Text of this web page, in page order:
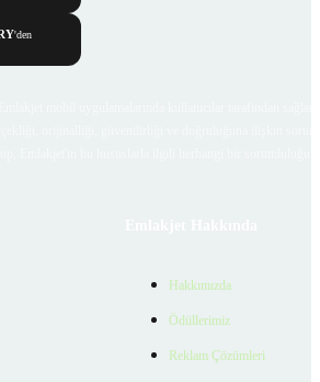
'den
Hakkımızda
Ödüllerimiz
Reklam Çözümleri